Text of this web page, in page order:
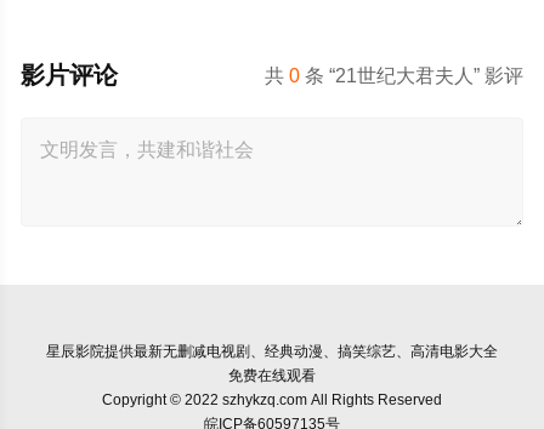
共0 条 “21世纪大君夫人” 影评
影片评论
星辰影院提供最新无删减电视剧、经典动漫、搞笑综艺、高清电影大全
免费在线观看
Copyright © 2022 szhykzq.com All Rights Reserved
皖ICP备60597135号